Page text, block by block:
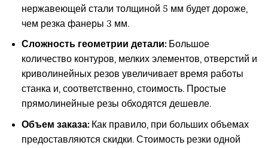
нержавеющей стали толщиной 5 мм будет дороже,
чем резка фанеры 3 мм.
Сложность геометрии детали:Большое
количество контуров, мелких элементов, отверстий и
криволинейных резов увеличивает время работы
станка и, соответственно, стоимость. Простые
прямолинейные резы обходятся дешевле.
Объем заказа:Как правило, при больших объемах
предоставляются скидки. Стоимость резки одной